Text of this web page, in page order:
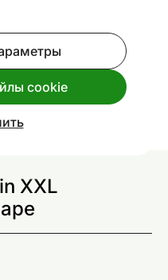
cookie
XXL